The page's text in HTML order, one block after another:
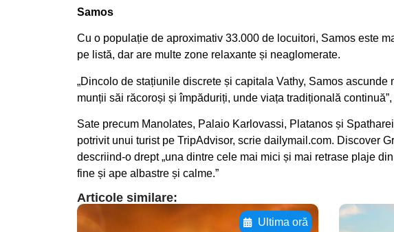
Samos
Cu o populație de aproximativ 33.000 de locuitori, Samos este
pe listă, dar are multe zone relaxante și neaglomerate.
„Dincolo de stațiunile discrete și capitala Vathy, Samos
munții săi răcoroși și împăduriți, unde viața tradițională
Sate precum Manolates, Palaio Karlovassi, Platanos și
potrivit unui turist pe TripAdvisor, scrie dailymail.com. Discover
descriind-o drept „una dintre cele mai mici și mai retrase plaje
fine și ape albastre și calme.”
Articole similare:
Ultima oră